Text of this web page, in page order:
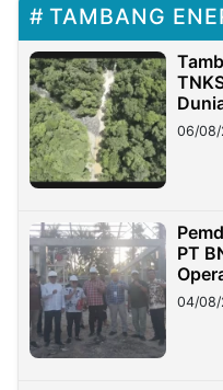
TAMBANG
06/
PT
04/